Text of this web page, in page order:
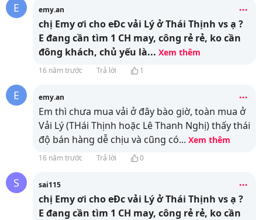
E emy.an
chị Emy ơi cho eĐc vải Lý ở Thái Thịnh vs ạ ?
E đang cần tìm 1 CH may, công rẻ rẻ, ko cần
đông khách, chủ yếu là... Xem thêm
16 năm trước Trả lời 1
E emy.an
Em thì chưa mua vải ở đây bào giờ, toàn mua ở
Vải Lý (THái Thịnh hoặc Lê Thanh Nghị) thấy thái
độ bán hàng dễ chịu và cũng có... Xem thêm
16 năm trước Trả lời 0
S sai115
chị Emy ơi cho eĐc vải Lý ở Thái Thịnh vs ạ ?
E đang cần tìm 1 CH may, công rẻ rẻ, ko cần